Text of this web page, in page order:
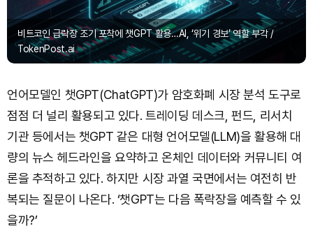
비트코인 급락장 조기 포착에 챗GPT 활용…AI, ‘위기 경보’ 역할 부각 /
TokenPost.ai
언어모델인 챗GPT(ChatGPT)가 암호화폐 시장 분석 도구로
점점 더 널리 활용되고 있다. 트레이딩 데스크, 펀드, 리서치
기관 등에서는 챗GPT 같은 대형 언어모델(LLM)을 활용해 대
량의 뉴스 헤드라인을 요약하고 온체인 데이터와 커뮤니티 여
론을 추적하고 있다. 하지만 시장 과열 국면에서는 여전히 반
복되는 질문이 나온다. ‘챗GPT는 다음 폭락장을 예측할 수 있
을까?’